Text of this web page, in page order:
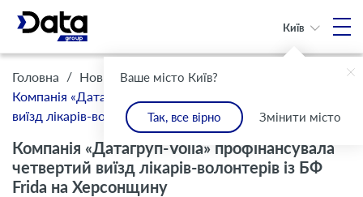
Ваше місто Київ?
Так, все вірно Змінити місто
Київ
Головна / Новини /
Компанія «Датагруп-Volia» профінансувала четвертий
виїзд лікарів-волонтерів із БФ Frida на Херсонщину
Компанія «Датагруп-Volia» профінансувала
четвертий виїзд лікарів-волонтерів із БФ
Frida на Херсонщину